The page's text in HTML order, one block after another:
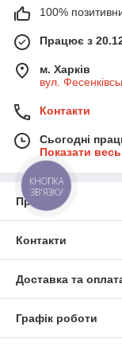
100%
Працює з
м. Харків
вул.
Контакти
Сьогодні
Показати
Про нас
Контакти
Доставка та
Графік роботи
КНОПКА
ЗВ'ЯЗКУ